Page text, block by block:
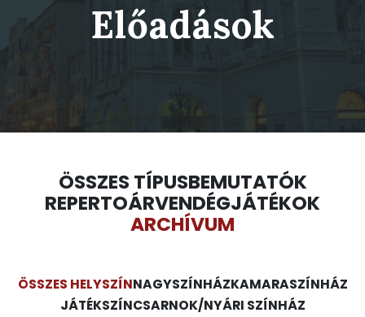
Előadások
ÖSSZES TÍPUSBEMUTATÓK
REPERTOÁRVENDÉGJÁTÉKOK
ARCHÍVUM
ÖSSZES HELYSZÍNNAGYSZÍNHÁZKAMARASZÍNHÁZ
JÁTÉKSZÍNCSARNOK/NYÁRI SZÍNHÁZ